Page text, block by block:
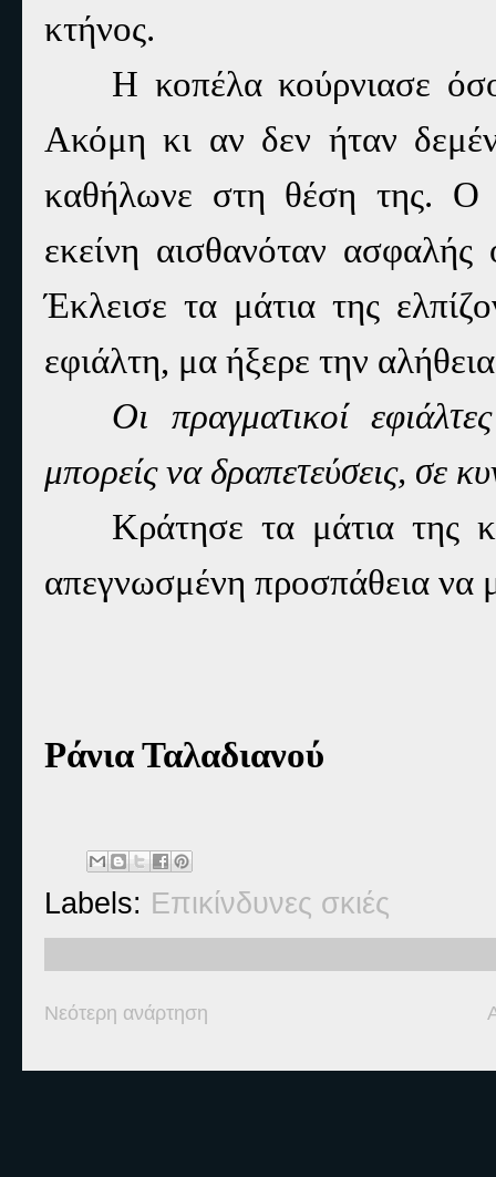
κτήνος.
Η κοπέλα κούρνιασε
Ακόμη κι αν δεν ήταν
καθήλωνε στη θέση της. Ο
εκείνη αισθανόταν
Έκλεισε τα μάτια της
εφιάλτη, μα ήξερε την
Οι πραγματικοί
μπορείς να δραπετεύσεις, σε
Κράτησε τα μάτια της
απεγνωσμένη προσπάθεια να
Ράνια Ταλαδιανού
Labels: Επικίνδυνες σκιές
Νεότερη ανάρτηση